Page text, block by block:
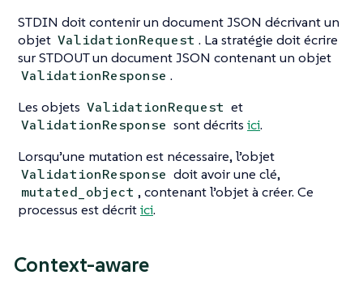
STDIN doit contenir un document JSON décrivant un
objet ValidationRequest . La stratégie doit écrire
sur STDOUT un document JSON contenant un objet
ValidationResponse .
Les objets ValidationRequest et
ValidationResponse sont décritsici.
Lorsqu’une mutation est nécessaire, l’objet
ValidationResponse doit avoir une clé,
mutated_object , contenant l’objet à créer. Ce
processus est décritici.
Context-aware